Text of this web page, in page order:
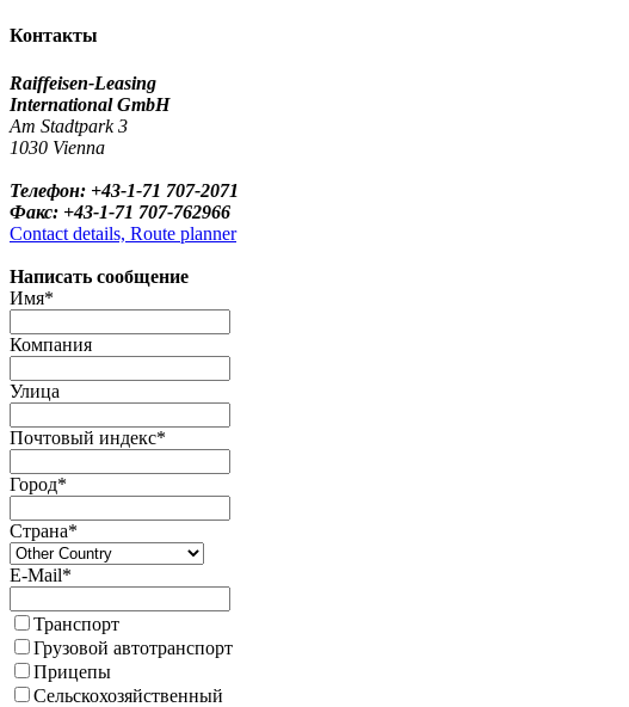
Контакты
Raiffeisen-Leasing
International GmbH
Am Stadtpark 3
1030 Vienna
Телефон: +43-1-71 707-2071
Факс: +43-1-71 707-762966
Contact details, Route planner
Написать сообщение
Имя*
Компания
Улица
Почтовый индекс*
Город*
Страна*
E-Mail*
Транспорт
Грузовой автотранспорт
Прицепы
Сельскохозяйственный